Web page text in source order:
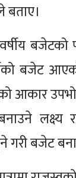
बजेटको
बजेट
आकार
लक्ष्य
गरी बजेट